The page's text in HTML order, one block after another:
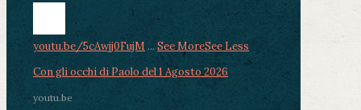
youtu.be/5cAwjj0FujM ... See MoreSee Less
Con gli occhi di Paolo del 1 Agosto 2026
youtu.be